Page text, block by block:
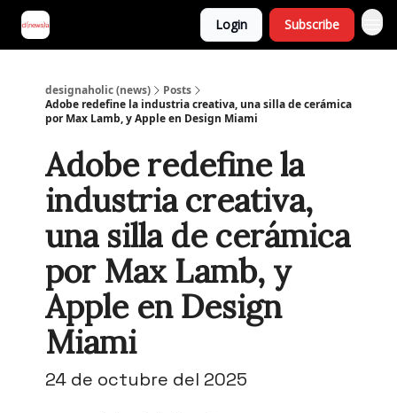
Login Subscribe
designaholic (news)
Posts
Adobe redefine la industria creativa, una silla de cerámica
por Max Lamb, y Apple en Design Miami
Adobe redefine la
industria creativa,
una silla de cerámica
por Max Lamb, y
Apple en Design
Miami
24 de octubre del 2025